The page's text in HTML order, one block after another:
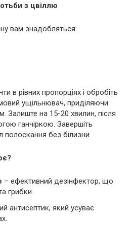
з цвіллю
вам знадобляться:
в рівних пропорціях і обробіть
ущільнювач, приділяючи
Залиште на 15-20 хвилин, після
ганчіркою. Завершіть
полоскання без білизни.
– ефективний дезінфектор, що
грибки.
антисептик, який усуває